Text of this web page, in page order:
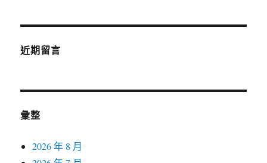
近期留言
彙整
2026 年 8 月